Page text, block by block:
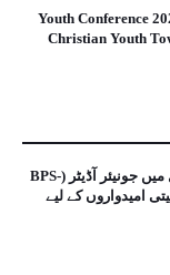
Youth Conference
Christian Youth
آفس آف دی ملٹری اکاؤنٹنٹ جنرل میں جونیئر آڈیٹر (BPS-
اقلیتی امیدواروں کے لیے